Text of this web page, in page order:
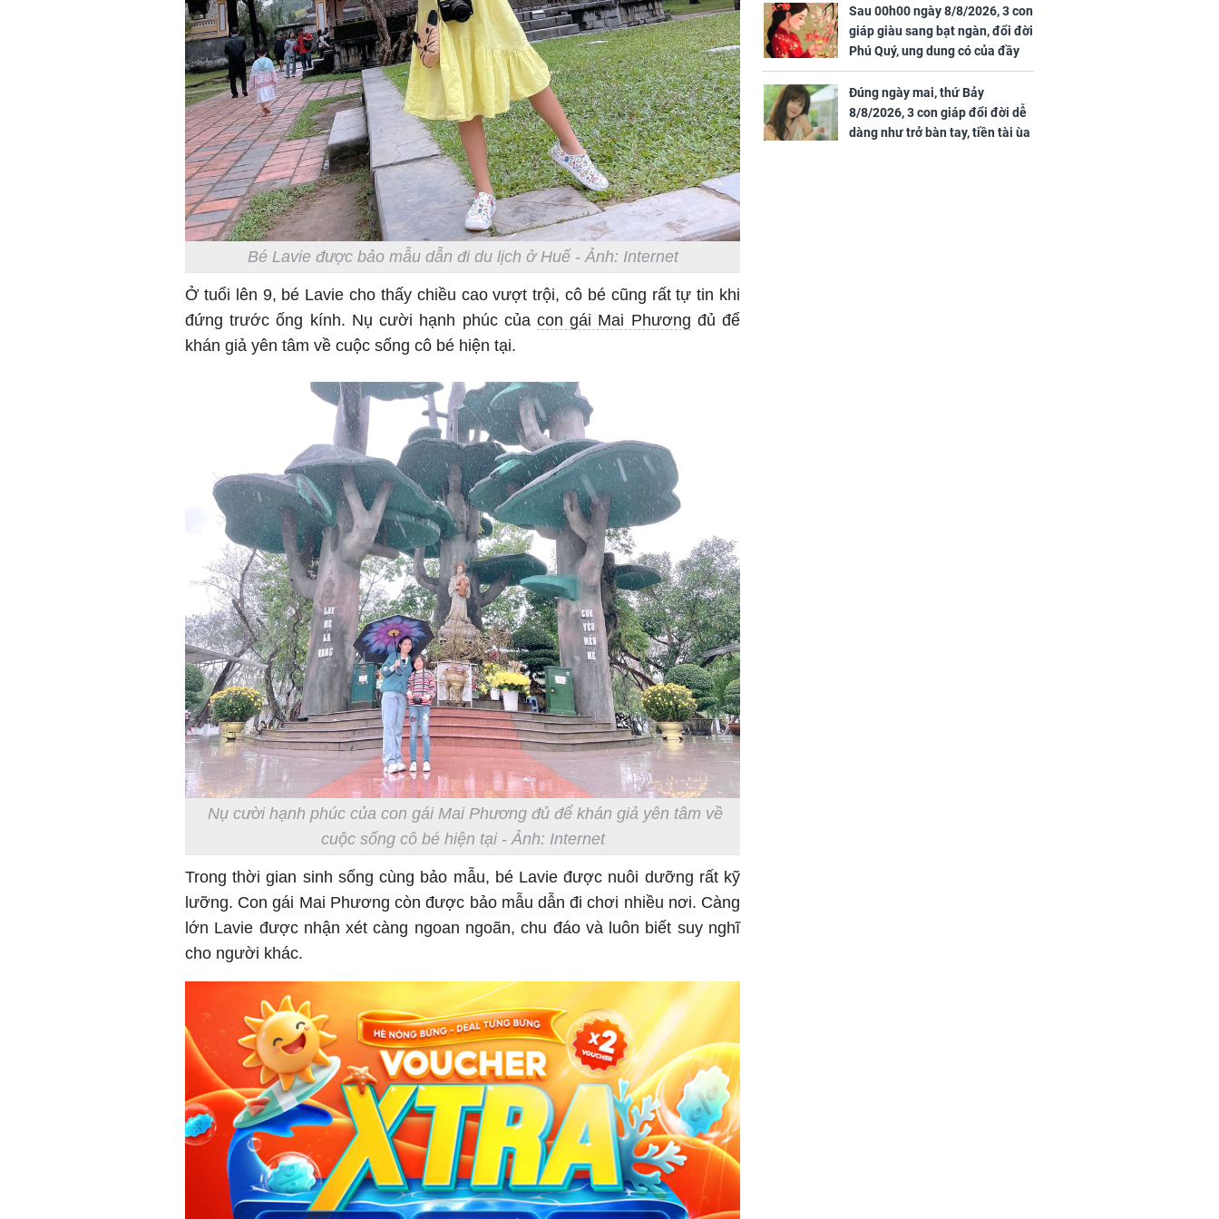
Bé Lavie được bảo mẫu dẫn đi du lịch ở Huế - Ảnh: Internet
Ở tuổi lên 9, bé Lavie cho thấy chiều cao vượt trội, cô bé cũng rất tự tin khi
đứng trước ống kính. Nụ cười hạnh phúc của con gái Mai Phương đủ để
khán giả yên tâm về cuộc sống cô bé hiện tại.
Nụ cười hạnh phúc của con gái Mai Phương đủ để khán giả yên tâm về
cuộc sống cô bé hiện tại - Ảnh: Internet
Trong thời gian sinh sống cùng bảo mẫu, bé Lavie được nuôi dưỡng rất kỹ
lưỡng. Con gái Mai Phương còn được bảo mẫu dẫn đi chơi nhiều nơi. Càng
lớn Lavie được nhận xét càng ngoan ngoãn, chu đáo và luôn biết suy nghĩ
cho người khác.
Sau 00h00 ngày 8/8/2026, 3 con
giáp giàu sang bạt ngàn, đổi đời
Phú Quý, ung dung có của đầy
nhà, ngày càng hưng thịnh sung
túc
Đúng ngày mai, thứ Bảy
8/8/2026, 3 con giáp đổi đời dễ
dàng như trở bàn tay, tiền tài ùa